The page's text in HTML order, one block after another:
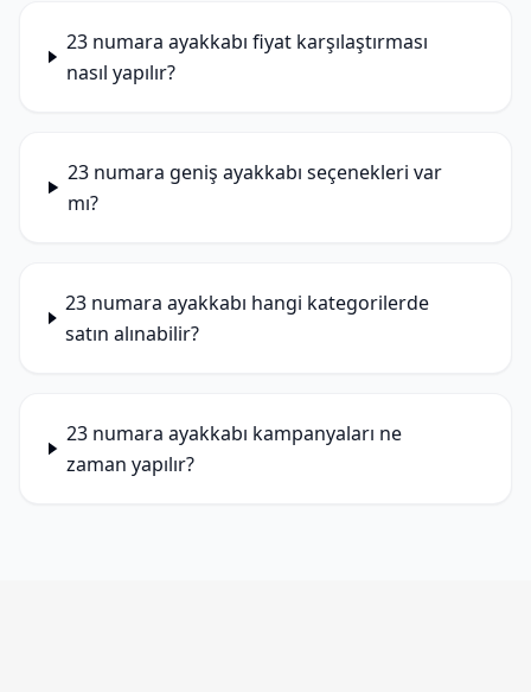
23 numara ayakkabı fiyat karşılaştırması
nasıl yapılır?
23 numara geniş ayakkabı seçenekleri var
mı?
23 numara ayakkabı hangi kategorilerde
satın alınabilir?
23 numara ayakkabı kampanyaları ne
zaman yapılır?